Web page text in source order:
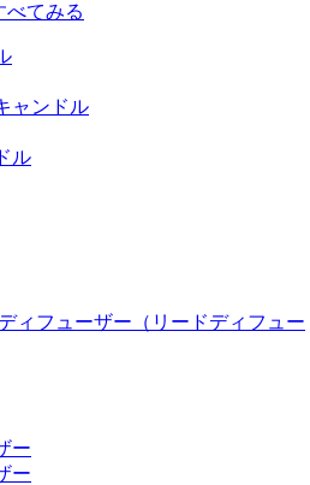
べてみる
ャンドル
ル
ィフューザー（リードディフュー
ー
ー